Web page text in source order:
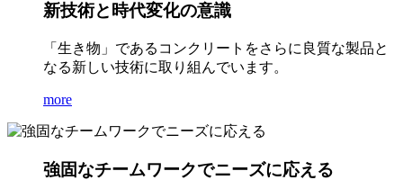
新技術と時代変化の意識
「生き物」であるコンクリートをさらに良質な製品と
なる新しい技術に取り組んでいます。
more
強固なチームワークでニーズに応える